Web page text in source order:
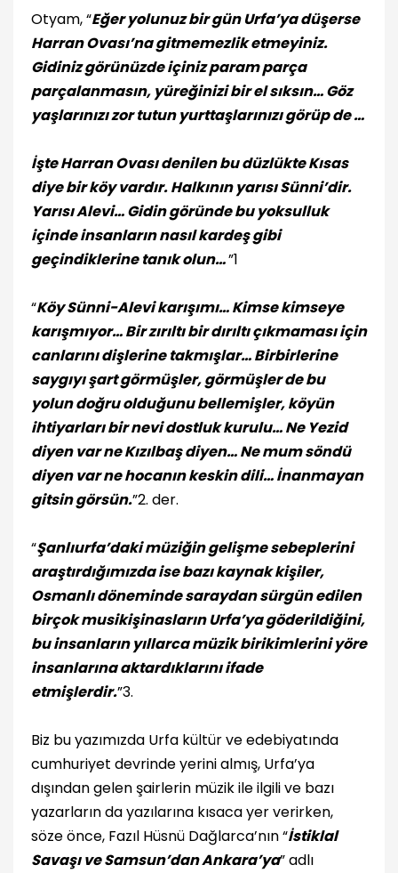
Otyam, “Eğer yolunuz bir gün Urfa’ya düşerse
Harran Ovası’na gitmemezlik etmeyiniz.
Gidiniz görünüzde içiniz param parça
parçalanmasın, yüreğinizi bir el sıksın… Göz
yaşlarınızı zor tutun yurttaşlarınızı görüp de …
İşte Harran Ovası denilen bu düzlükte Kısas
diye bir köy vardır. Halkının yarısı Sünni’dir.
Yarısı Alevi… Gidin göründe bu yoksulluk
içinde insanların nasıl kardeş gibi
geçindiklerine tanık olun…”1
“Köy Sünni-Alevi karışımı… Kimse kimseye
karışmıyor… Bir zırıltı bir dırıltı çıkmaması için
canlarını dişlerine takmışlar… Birbirlerine
saygıyı şart görmüşler, görmüşler de bu
yolun doğru olduğunu bellemişler, köyün
ihtiyarları bir nevi dostluk kurulu… Ne Yezid
diyen var ne Kızılbaş diyen… Ne mum söndü
diyen var ne hocanın keskin dili… İnanmayan
gitsin görsün.”2. der.
“Şanlıurfa’daki müziğin gelişme sebeplerini
araştırdığımızda ise bazı kaynak kişiler,
Osmanlı döneminde saraydan sürgün edilen
birçok musikişinasların Urfa’ya göderildiğini,
bu insanların yıllarca müzik birikimlerini yöre
insanlarına aktardıklarını ifade
etmişlerdir.”3.
Biz bu yazımızda Urfa kültür ve edebiyatında
cumhuriyet devrinde yerini almış, Urfa’ya
dışından gelen şairlerin müzik ile ilgili ve bazı
yazarların da yazılarına kısaca yer verirken,
söze önce, Fazıl Hüsnü Dağlarca’nın “İstiklal
Savaşı ve Samsun’dan Ankara’ya” adlı